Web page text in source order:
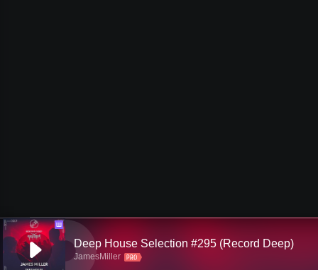
Ш
Deep House Selection #295 (Record Deep)
JamesMiller